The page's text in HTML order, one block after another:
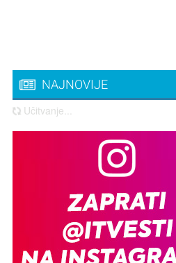
NAJNOVIJE
Učitvanje...